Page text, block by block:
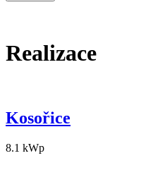
Realizace
Kosořice
8.1 kWp